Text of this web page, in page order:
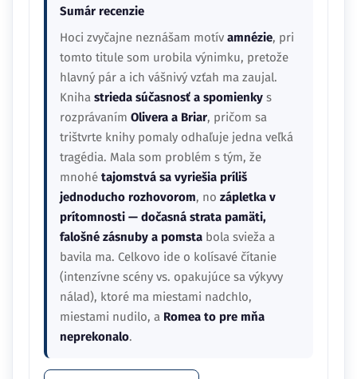
Sumár recenzie
Hoci zvyčajne neznášam motív amnézie, pri
tomto titule som urobila výnimku, pretože
hlavný pár a ich vášnivý vzťah ma zaujal.
Kniha strieda súčasnosť a spomienky s
rozprávaním Olivera a Briar, pričom sa
trištvrte knihy pomaly odhaľuje jedna veľká
tragédia. Mala som problém s tým, že
mnohé tajomstvá sa vyriešia príliš
jednoducho rozhovorom, no zápletka v
prítomnosti — dočasná strata pamäti,
falošné zásnuby a pomsta bola svieža a
bavila ma. Celkovo ide o kolísavé čítanie
(intenzívne scény vs. opakujúce sa výkyvy
nálad), ktoré ma miestami nadchlo,
miestami nudilo, a Romea to pre mňa
neprekonalo.